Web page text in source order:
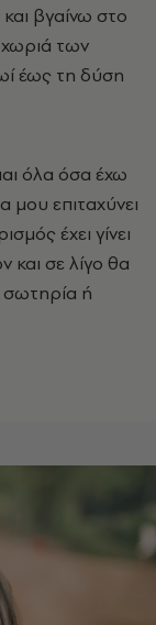
βγαίνω στο
των
έως τη δύση
όλα όσα έχω
μου επιταχύνει
έχει γίνει
σε λίγο θα
σωτηρία ή